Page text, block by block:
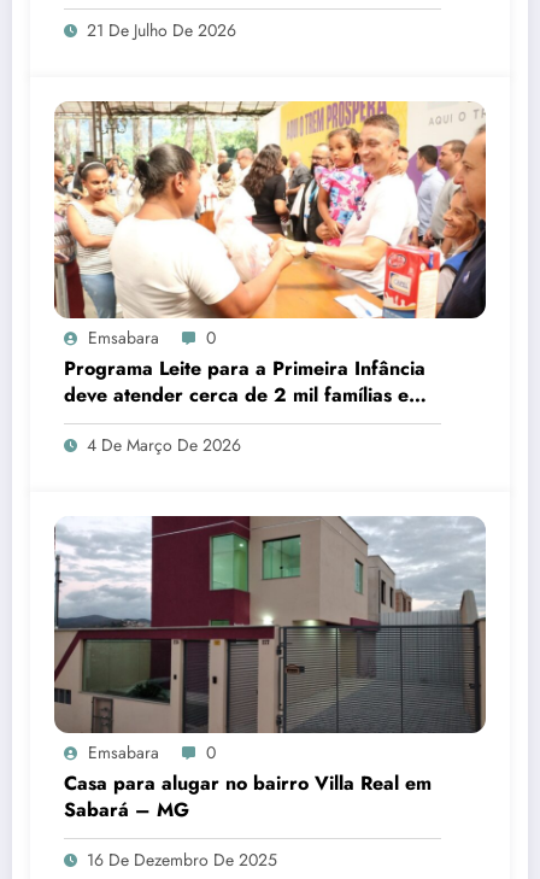
21 De Julho De 2026
Emsabara 0
Programa Leite para a Primeira Infância
deve atender cerca de 2 mil famílias em
Sabará
4 De Março De 2026
Emsabara 0
Casa para alugar no bairro Villa Real em
Sabará – MG
16 De Dezembro De 2025